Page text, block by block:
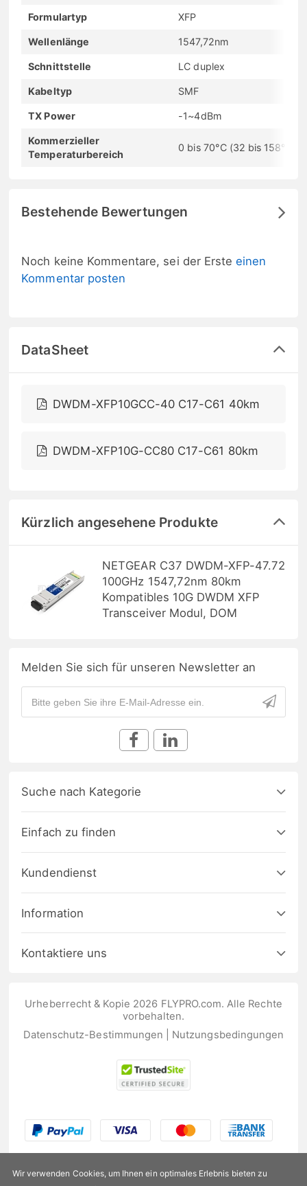
Formulartyp XFP
Wellenlänge 1547,72nm
Schnittstelle LC duplex
Kabeltyp SMF
TX Power -1~4dBm
Kommerzieller
Temperaturbereich
0 bis 70°C (32 bis 158°F)
Bestehende Bewertungen
Noch keine Kommentare, sei der Ersteeinen
Kommentar posten
DataSheet
DWDM-XFP10GCC-40 C17-C61 40km
DWDM-XFP10G-CC80 C17-C61 80km
Kürzlich angesehene Produkte
NETGEAR C37 DWDM-XFP-47.72
100GHz 1547,72nm 80km
Kompatibles 10G DWDM XFP
Transceiver Modul, DOM
Melden Sie sich für unseren Newsletter an
Suche nach Kategorie
Einfach zu finden
Kundendienst
Information
Kontaktiere uns
Urheberrecht & Kopie 2026 FLYPRO.com. Alle Rechte
vorbehalten.
Datenschutz-Bestimmungen
Nutzungsbedingungen
Wir verwenden Cookies, um Ihnen ein optimales Erlebnis bieten zu